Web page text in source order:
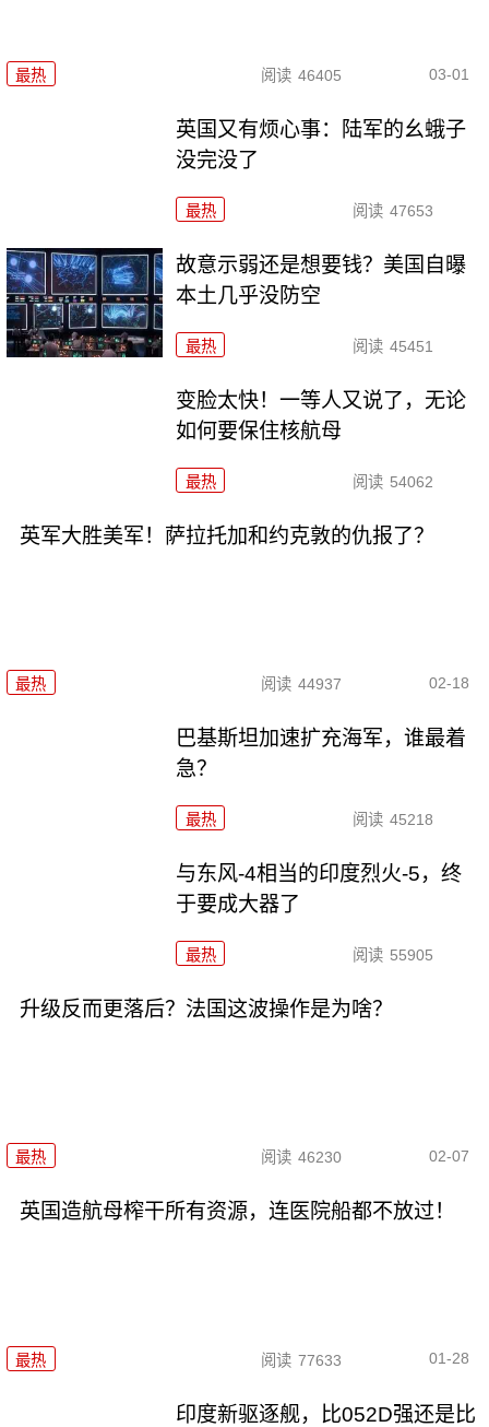
最热 阅读 46405 03-01
英国又有烦心事：陆军的幺蛾子
没完没了
最热 阅读 47653
故意示弱还是想要钱？美国自曝
本土几乎没防空
最热 阅读 45451
变脸太快！一等人又说了，无论
如何要保住核航母
最热 阅读 54062
英军大胜美军！萨拉托加和约克敦的仇报了？
最热 阅读 44937 02-18
巴基斯坦加速扩充海军，谁最着
急？
最热 阅读 45218
与东风-4相当的印度烈火-5，终
于要成大器了
最热 阅读 55905
升级反而更落后？法国这波操作是为啥？
最热 阅读 46230 02-07
英国造航母榨干所有资源，连医院船都不放过！
最热 阅读 77633 01-28
印度新驱逐舰，比052D强还是比